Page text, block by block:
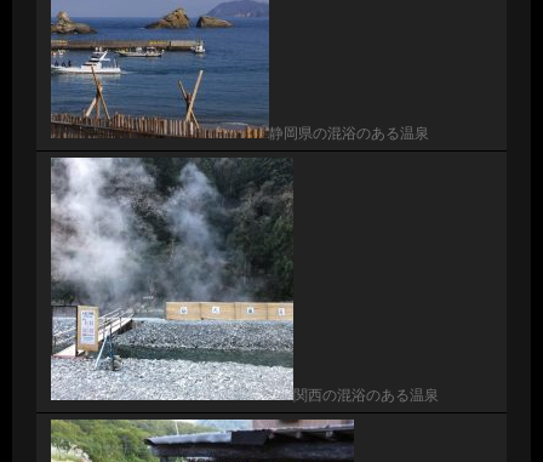
静岡県の混浴のある温泉
関西の混浴のある温泉